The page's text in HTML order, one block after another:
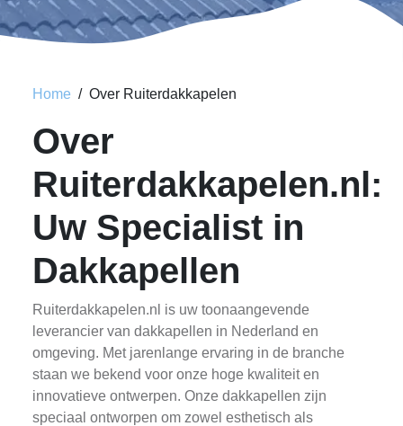
Home Over Ruiterdakkapelen
Over
Ruiterdakkapelen.nl:
Uw Specialist in
Dakkapellen
Ruiterdakkapelen.nl is uw toonaangevende
leverancier van dakkapellen in Nederland en
omgeving. Met jarenlange ervaring in de branche
staan we bekend voor onze hoge kwaliteit en
innovatieve ontwerpen. Onze dakkapellen zijn
speciaal ontworpen om zowel esthetisch als